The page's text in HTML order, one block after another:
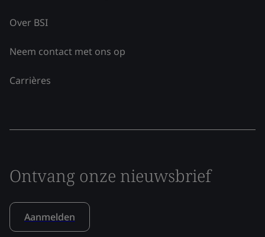
Over BSI
Neem contact met ons op
Carrières
Ontvang onze nieuwsbrief
Aanmelden